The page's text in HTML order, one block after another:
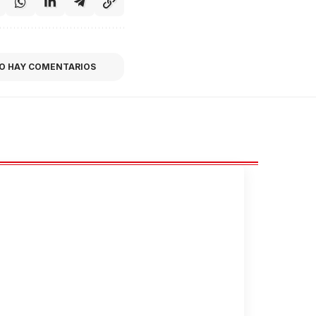
HAY COMENTARIOS